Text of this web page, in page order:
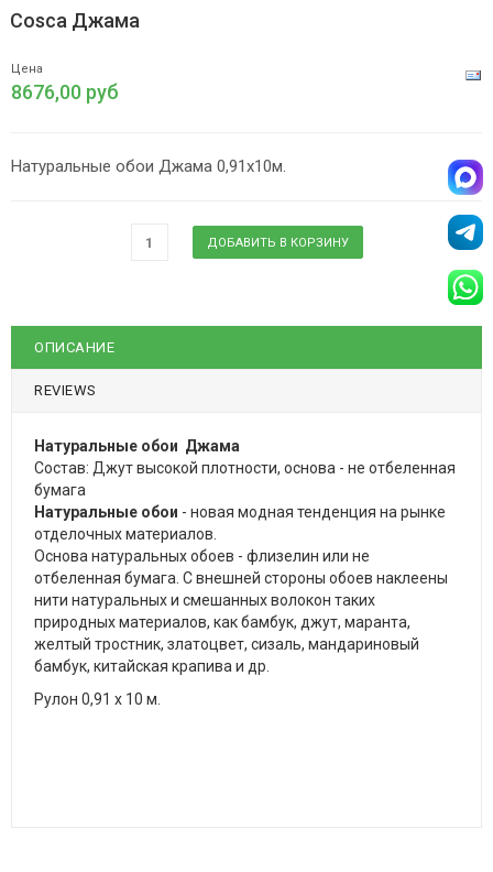
Cosca Джама
Цена
8676,00 руб
Натуральные обои Джама 0,91х10м.
ОПИСАНИЕ
REVIEWS
Натуральные обои Джама
Состав: Джут высокой плотности, основа - не отбеленная
бумага
Натуральные обои - новая модная тенденция на рынке
отделочных материалов.
Основа натуральных обоев - флизелин или не
отбеленная бумага. С внешней стороны обоев наклеены
нити натуральных и смешанных волокон таких
природных материалов, как бамбук, джут, маранта,
желтый тростник, златоцвет, сизаль, мандариновый
бамбук, китайская крапива и др.
Рулон 0,91 х 10 м.